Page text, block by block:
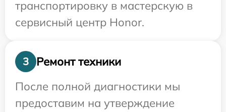
транспортировку в мастерскую в
сервисный центр Honor.
3
Ремонт техники
После полной диагностики мы
предоставим на утверждение